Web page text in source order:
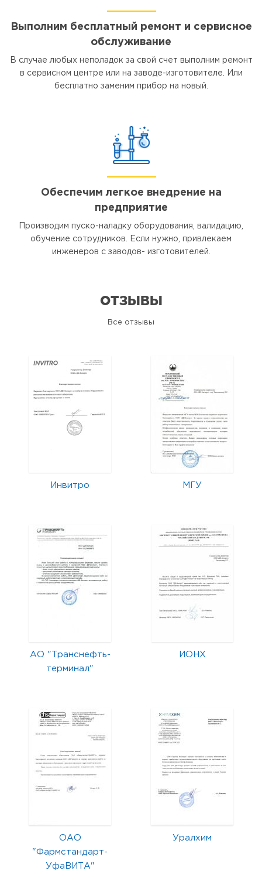
Выполним бесплатный ремонт и сервисное
обслуживание
В случае любых неполадок за свой счет выполним ремонт
в сервисном центре или на заводе-изготовителе. Или
бесплатно заменим прибор на новый.
Обеспечим легкое внедрение на
предприятие
Производим пуско-наладку оборудования, валидацию,
обучение сотрудников. Если нужно, привлекаем
инженеров с заводов- изготовителей.
ОТЗЫВЫ
Все отзывы
Инвитро МГУ
АО "Транснефть-
терминал"
ИОНХ
ОАО
"Фармстандарт-
УфаВИТА"
Уралхим